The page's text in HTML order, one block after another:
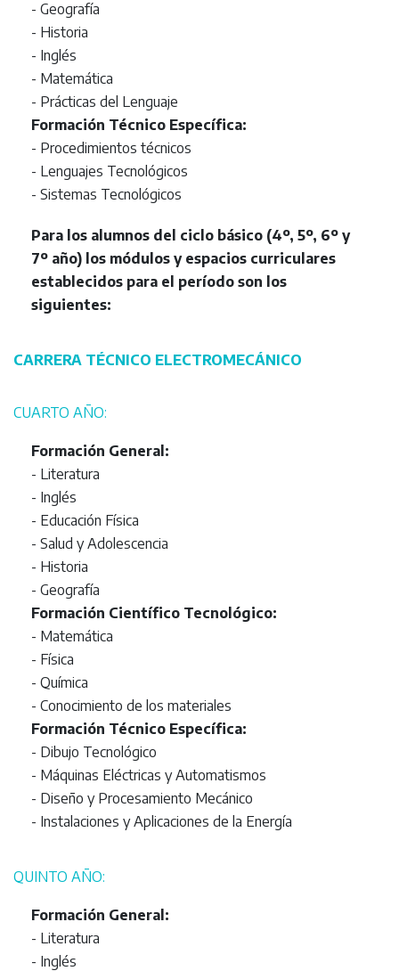
- Geografía
- Historia
- Inglés
- Matemática
- Prácticas del Lenguaje
Formación Técnico Específica:
- Procedimientos técnicos
- Lenguajes Tecnológicos
- Sistemas Tecnológicos
Para los alumnos del ciclo básico (4º, 5º, 6º y
7º año) los módulos y espacios curriculares
establecidos para el período son los
siguientes:
CARRERA TÉCNICO ELECTROMECÁNICO
CUARTO AÑO:
Formación General:
- Literatura
- Inglés
- Educación Física
- Salud y Adolescencia
- Historia
- Geografía
Formación Científico Tecnológico:
- Matemática
- Física
- Química
- Conocimiento de los materiales
Formación Técnico Específica:
- Dibujo Tecnológico
- Máquinas Eléctricas y Automatismos
- Diseño y Procesamiento Mecánico
- Instalaciones y Aplicaciones de la Energía
QUINTO AÑO:
Formación General:
- Literatura
- Inglés